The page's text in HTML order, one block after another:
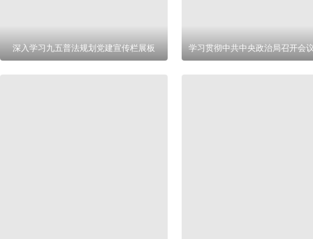
深入学习九五普法规划党建宣传栏展板